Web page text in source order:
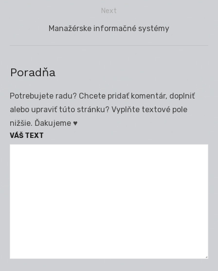
Next
Next
Manažérske informačné systémy
Poradňa
Potrebujete radu? Chcete pridať komentár, doplniť
alebo upraviť túto stránku? Vyplňte textové pole
nižšie. Ďakujeme ♥
VÁŠ TEXT